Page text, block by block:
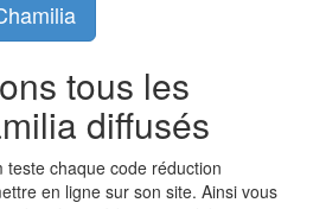
tous les
diffusés
chaque code réduction
en ligne sur son site. Ainsi vous